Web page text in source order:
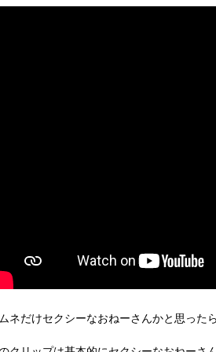
ネだけセクシーなおねーさんかと思った